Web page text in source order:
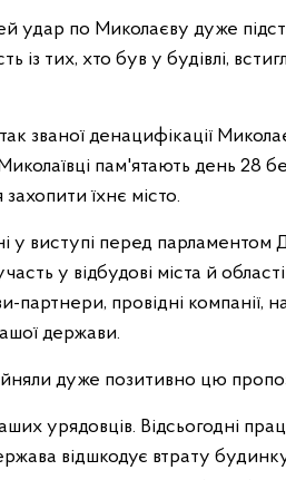
удар по Миколаєву дуже
із тих, хто був у будівлі,
званої денацифікації
пам'ятають день 28
захопити їхнє місто.
у виступі перед
у відбудові міста й
провідні компанії,
держави.
дуже позитивно цю
урядовців. Відсьогодні
відшкодує втрату